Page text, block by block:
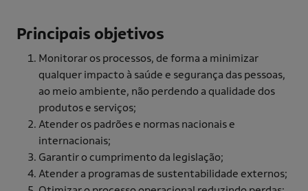
Principais objetivos
Monitorar os processos, de forma a minimizar
qualquer impacto à saúde e segurança das pessoas,
ao meio ambiente, não perdendo a qualidade dos
produtos e serviços;
Atender os padrões e normas nacionais e
internacionais;
Garantir o cumprimento da legislação;
Atender a programas de sustentabilidade externos;